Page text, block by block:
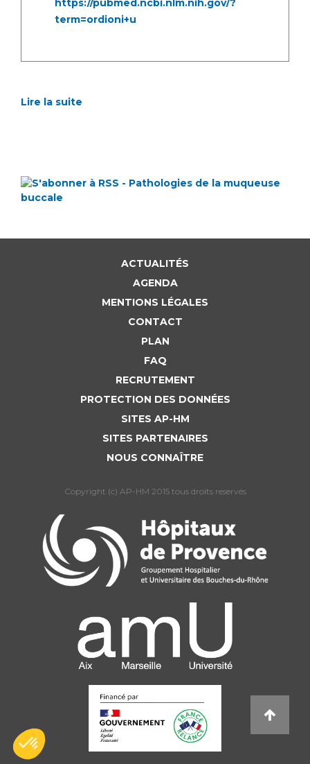
https://pubmed.ncbi.nlm.nih.gov/?
term=ordioni+u
Lire la suite
ACTUALITÉS
AGENDA
MENTIONS LÉGALES
CONTACT
PLAN
FAQ
RECRUTEMENT
PROTECTION DES DONNÉES
SITES AP-HM
SITES PARTENAIRES
NOUS CONNAÎTRE
Copyright (c) AP-HM 2015 tous droits reservés